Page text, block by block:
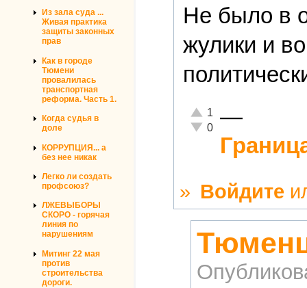
Из зала суда ...
Живая практика
защиты законных
прав
Как в городе
Тюмени
провалилась
транспортная
реформа. Часть 1.
Когда судья в
доле
КОРРУПЦИЯ... а
без нее никак
Легко ли создать
профсоюз?
ЛЖЕВЫБОРЫ
СКОРО - горячая
линия по
нарушениям
Митинг 22 мая
против
строительства
дороги.
Не было в
жулики и
Отлично!
1
Неадекватно!
0 —
» Войдите